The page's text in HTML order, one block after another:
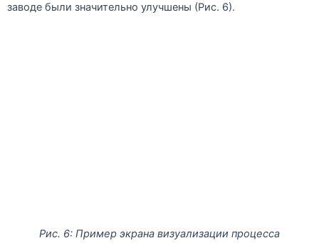
заводе были значительно улучшены (Рис. 6).
Рис. 6: Пример экрана визуализации процесса